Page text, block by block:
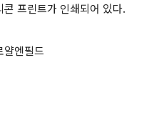
프린트가 인쇄되어 있다.
엔필드